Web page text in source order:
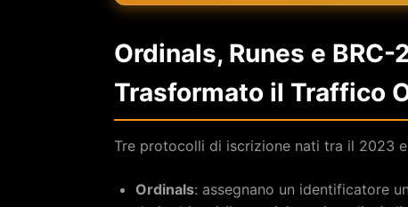
Ordinals, Runes e
Trasformato il Traffico
Tre protocolli di iscrizione nati tra il 2023
Ordinals: assegnano un identificatore